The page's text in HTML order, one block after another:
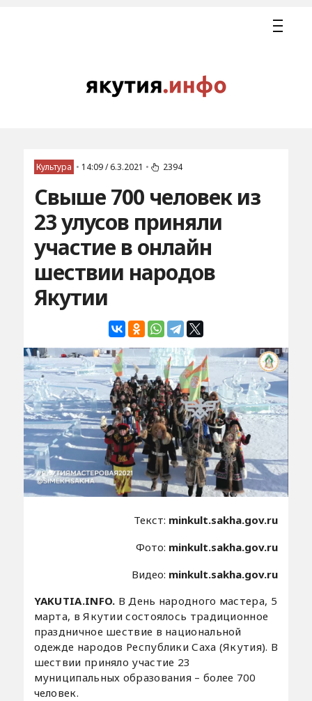
Культура • 14:09 / 6.3.2021 • 2394
Свыше 700 человек из
23 улусов приняли
участие в онлайн
шествии народов
Якутии
Текст: minkult.sakha.gov.ru
Фото: minkult.sakha.gov.ru
Видео: minkult.sakha.gov.ru
YAKUTIA.INFO. В День народного мастера, 5
марта, в Якутии состоялось традиционное
праздничное шествие в национальной
одежде народов Республики Саха (Якутия). В
шествии приняло участие 23
муниципальных образования – более 700
человек.